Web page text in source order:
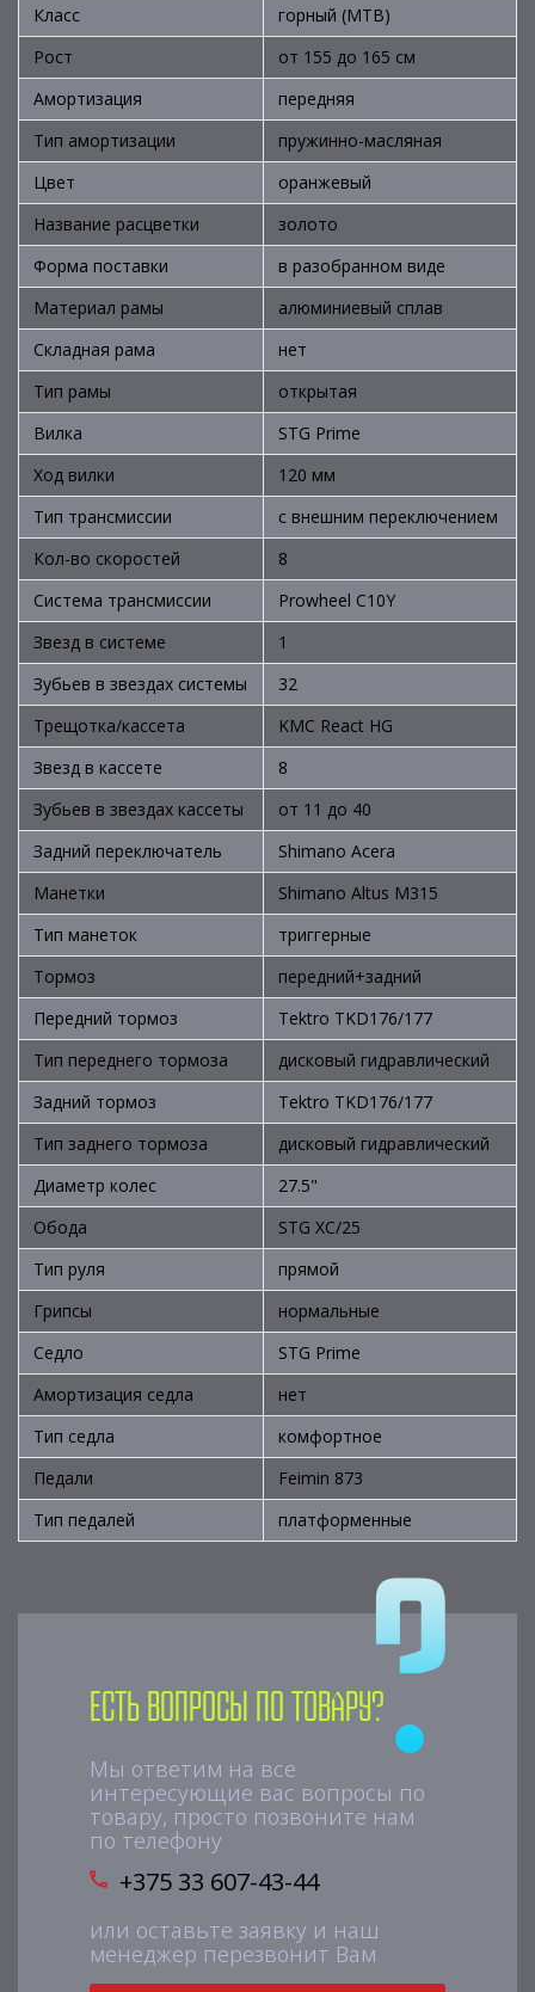
Класс
горный (MTB)
Рост
от 155 до 165 см
Амортизация
передняя
Тип амортизации
пружинно-масляная
Цвет
оранжевый
Название расцветки
золото
Форма поставки
в разобранном виде
Материал рамы
алюминиевый сплав
Складная рама
нет
Тип рамы
открытая
Вилка
STG Prime
Ход вилки
120 мм
Тип трансмиссии
с внешним переключением
Кол-во скоростей
8
Система трансмиссии
Prowheel C10Y
Звезд в системе
1
Зубьев в звездах системы
32
Трещотка/кассета
KMC React HG
Звезд в кассете
8
Зубьев в звездах кассеты
от 11 до 40
Задний переключатель
Shimano Acera
Манетки
Shimano Altus M315
Тип манеток
триггерные
Тормоз
передний+задний
Передний тормоз
Tektro TKD176/177
Тип переднего тормоза
дисковый гидравлический
Задний тормоз
Tektro TKD176/177
Тип заднего тормоза
дисковый гидравлический
Диаметр колес
27.5"
Обода
STG XC/25
Тип руля
прямой
Грипсы
нормальные
Седло
STG Prime
Амортизация седла
нет
Тип седла
комфортное
Педали
Feimin 873
Тип педалей
платформенные
Есть вопросы по товару?
Мы ответим на все
интересующие вас вопросы по
товару, просто позвоните нам
по телефону
+375 33 607-43-44
или оставьте заявку и наш
менеджер перезвонит Вам